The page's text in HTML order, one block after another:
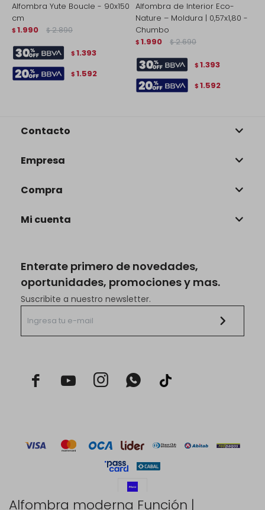
Alfombra moderna Función |
Alfombra Yute Boucle - 90x150
cm
$ 1.990 $ 2.890
$ 1.393
$ 1.592
Alfombra de Interior Eco-
Nature – Moldura | 0,57x1,80 -
Chumbo
$ 1.990 $ 2.690
$ 1.393
$ 1.592
Enterate primero de novedades,
oportunidades, promociones y mas.
Suscribite a nuestro newsletter.
  
Contacto
Empresa
Compra
Mi cuenta